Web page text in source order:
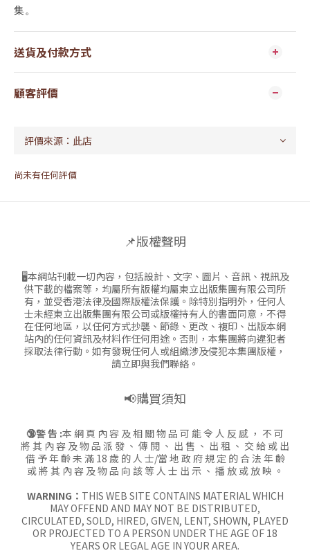
集。
送貨及付款方式
顧客評價
尚未有任何評價
📌版權聲明
🖥本網站刊載一切內容，包括設計、文字、圖片、音訊、視訊及
供下載的檔案等，均屬所有版權均屬東立出版集團有限公司所
有，並受香港法律及國際版權法保護。除特別指明外，任何人
士未經東立出版集團有限公司或版權持有人的書面同意，不得
在任何地區，以任何方式抄襲、節錄、更改、複印、出版本網
站內的任何資訊及材料作任何用途。否則，本集團將向違犯者
採取法律行動。如有發現任何人或組織涉及侵犯本集團版權，
請立即與我們聯絡。
📢購買須知
🔞警 告 :本 網 頁 內 容 及 相 關 物 品 可 能 令 人 反 感 ， 不 可
將 其 內 容 及 物 品 派 發 、 傳 閱 、 出 售 、 出 租 、 交 給 或 出
借 予 年 齡 未 滿 18 歲 的 人 士/當 地 政 府 規 定 的 合 法 年 齡
或 將 其 內 容 及 物 品 向 該 等 人 士 出 示 、 播 放 或 放 映 。
WARNING： THIS WEB SITE CONTAINS MATERIAL WHICH
MAY OFFEND AND MAY NOT BE DISTRIBUTED,
CIRCULATED, SOLD, HIRED, GIVEN, LENT, SHOWN, PLAYED
OR PROJECTED TO A PERSON UNDER THE AGE OF 18
YEARS OR LEGAL AGE IN YOUR AREA.